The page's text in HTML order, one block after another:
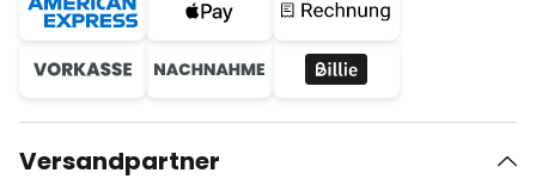
Versandpartner